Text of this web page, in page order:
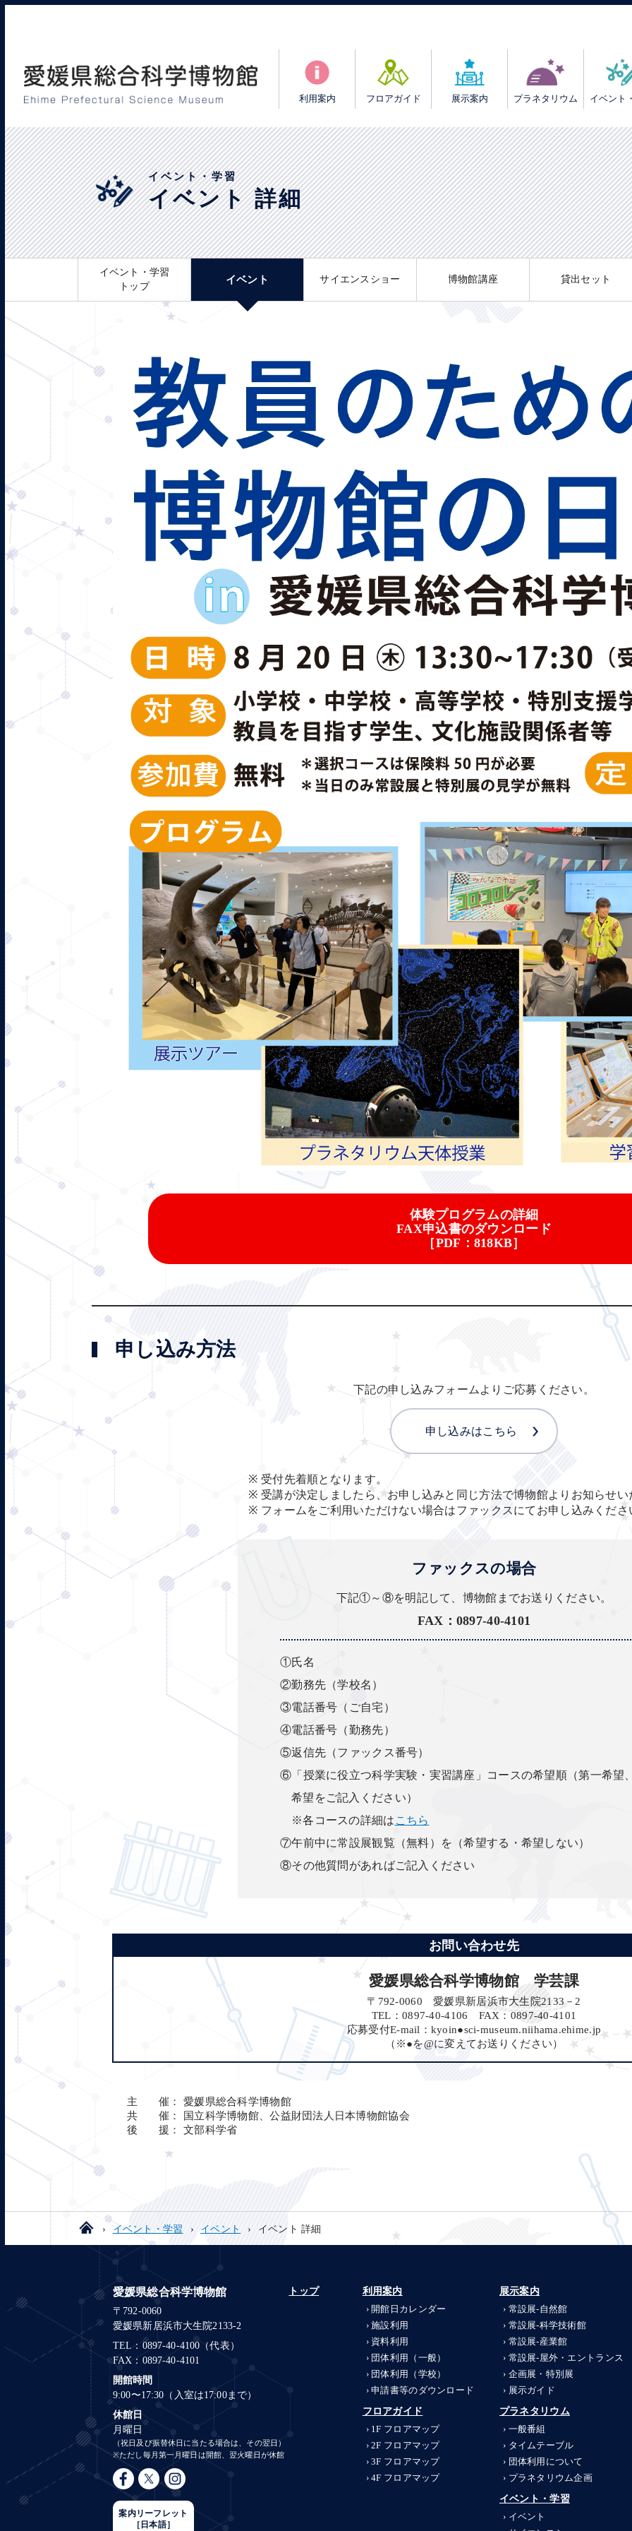
利用案内 フロアガイド 展示案内 プラネタリウム イベント
イベント・学習
イベント 詳細
イベント・学習
トップ
イベント サイエンスショー 博物館講座 貸出セット
体験プログラムの詳細
FAX申込書のダウンロード
［PDF：818KB］
申し込み方法
下記の申し込みフォームよりご応募ください。
申し込みはこちら
受付先着順となります。
受講が決定しましたら、お申し込みと同じ方法で博物館よりお知らせい
フォームをご利用いただけない場合はファックスにてお申し込みくださ
ファックスの場合
下記①～⑧を明記して、博物館までお送りください。
FAX：0897-40-4101
①氏名
②勤務先（学校名）
③電話番号（ご自宅）
④電話番号（勤務先）
⑤返信先（ファックス番号）
⑥「授業に役立つ科学実験・実習講座」コースの希望順（第一希望
希望をご記入ください）
※各コースの詳細は こちら
⑦午前中に常設展観覧（無料）を（希望する・希望しない）
⑧その他質問があればご記入ください
お問い合わせ先
愛媛県総合科学博物館 学芸課
〒792-0060 愛媛県新居浜市大生院2133－2
TEL：0897-40-4106
FAX：0897-40-4101
応募受付E-mail：kyoin●sci-museum.niihama.ehime.jp
（※●を@に変えてお送りください）
主 催：
愛媛県総合科学博物館
共 催：
国立科学博物館、公益財団法人日本博物館協会
後 援： 文部科学省
イベント・学習 イベント イベント 詳細
愛媛県総合科学博物館
〒792-0060
愛媛県新居浜市大生院2133-2
TEL：0897-40-4100（代表）
FAX：0897-40-4101
開館時間
9:00〜17:30（入室は17:00まで）
休館日
月曜日
（祝日及び振替休日に当たる場合は、その翌日）
※ただし毎月第一月曜日は開館、翌火曜日が休館
案内リーフレット
［日本語］
トップ
利用案内
開館日カレンダー
施設利用
資料利用
団体利用（一般）
団体利用（学校）
申請書等のダウンロード
フロアガイド
1F フロアマップ
2F フロアマップ
3F フロアマップ
4F フロアマップ
展示案内
常設展-自然館
常設展-科学技術館
常設展-産業館
常設展-屋外・エントランス
企画展・特別展
展示ガイド
プラネタリウム
一般番組
タイムテーブル
団体利用について
プラネタリウム企画
イベント・学習
イベント